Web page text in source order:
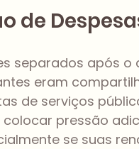
de
separados após
eram
de serviços
pressão
se suas